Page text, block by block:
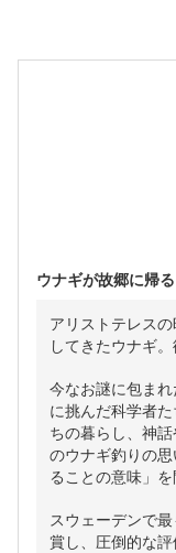
ウナギが故郷に帰
アリストテレス
してきたウナギ
今なお謎に包ま
に挑んだ科学者
ちの暮らし、神
のウナギ釣りの
ることの意味」を
スウェーデンで
賞し、圧倒的な評